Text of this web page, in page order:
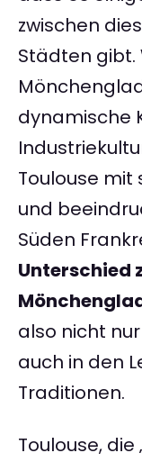
zwischen
Städten gibt.
dynamische
Toulouse mit
und
Süden
Unterschied
also nicht
auch in den
Traditionen.
Toulouse,